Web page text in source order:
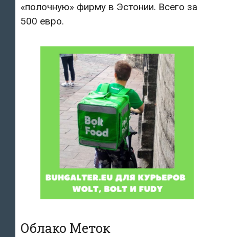
«полочную» фирму в Эстонии. Всего за
500 евро.
Облако Меток